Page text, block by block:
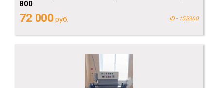
800
72 000 руб. ID - 155360